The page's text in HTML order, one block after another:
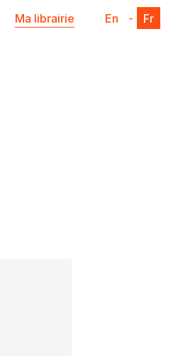
Ma librairie En - Fr